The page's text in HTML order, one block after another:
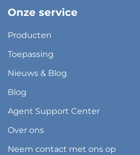
Onze service
Producten
Toepassing
Nieuws & Blog
Blog
Agent Support Center
Over ons
Neem contact met ons op